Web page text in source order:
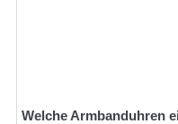
Welche Armbanduhren